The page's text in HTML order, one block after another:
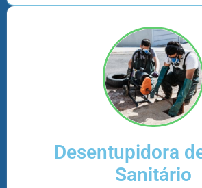
Desentupidora
Sanitário